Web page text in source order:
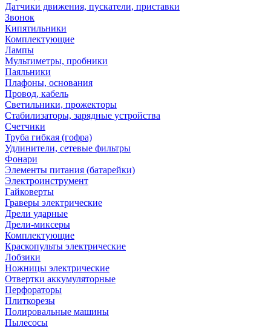
Датчики движения, пускатели, приставки
Звонок
Кипятильники
Комплектующие
Лампы
Мультиметры, пробники
Паяльники
Плафоны, основания
Провод, кабель
Светильники, прожекторы
Стабилизаторы, зарядные устройства
Счетчики
Труба гибкая (гофра)
Удлинители, сетевые фильтры
Фонари
Элементы питания (батарейки)
Электроинструмент
Гайковерты
Граверы электрические
Дрели ударные
Дрели-миксеры
Комплектующие
Краскопульты электрические
Лобзики
Ножницы электрические
Отвертки аккумуляторные
Перфораторы
Плиткорезы
Полировальные машины
Пылесосы